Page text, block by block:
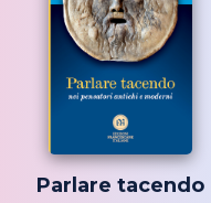
Parlare tacendo